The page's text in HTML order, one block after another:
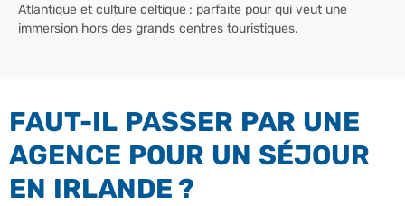
Atlantique et culture celtique ; parfaite pour qui veut une
immersion hors des grands centres touristiques.
FAUT-IL PASSER PAR UNE
AGENCE POUR UN SÉJOUR
EN IRLANDE ?